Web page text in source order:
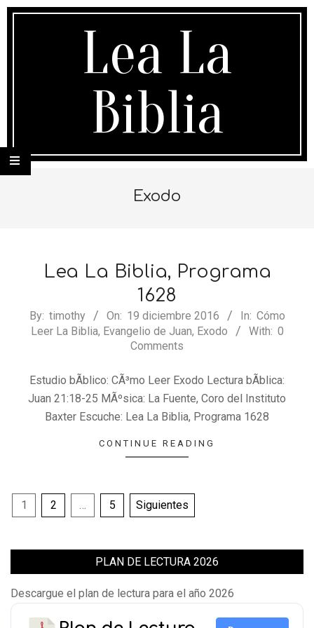
Skip
Lea La
Biblia
Secondary
Exodo
Lea La Biblia, Programa
1628
2016-
12-
By: timothy On: 19 diciembre 2016 In: Cómo
Leer La Biblia, Evangelio de Juan, Exodo With: 0
Comments
Estudio bÃ­blico: CÃ³mo Leer Exodo Lectura bÃ­blica:
Juan 21:18-25 MÃºsica: La Fuente, Coro del Instituto
Baxter Escuche: Lea La Biblia, Programa 1628
CONTINUE READING
Paginación
entradas
1 2 … 5 Siguientes
PLAN DE LECTURA 2026
Descargue el plan de lectura para el año 2026